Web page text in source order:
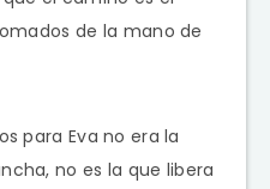
de la mano de
para Eva no era la
no es la que libera